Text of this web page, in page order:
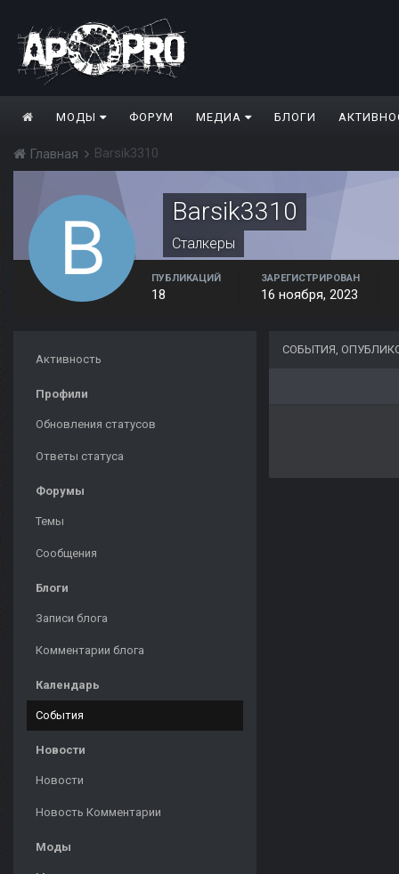
МОДЫ ФОРУМ МЕДИА БЛОГИ
Главная Barsik3310
Barsik3310
Сталкеры
ПУБЛИКАЦИЙ
18
ЗАРЕГИСТРИРОВАН
16 ноября, 2023
Активность
Профили
Обновления статусов
Ответы статуса
Форумы
Темы
Сообщения
Блоги
Записи блога
Комментарии блога
Календарь
События
Новости
Новости
Новость Комментарии
Моды
СОБЫТИЯ,